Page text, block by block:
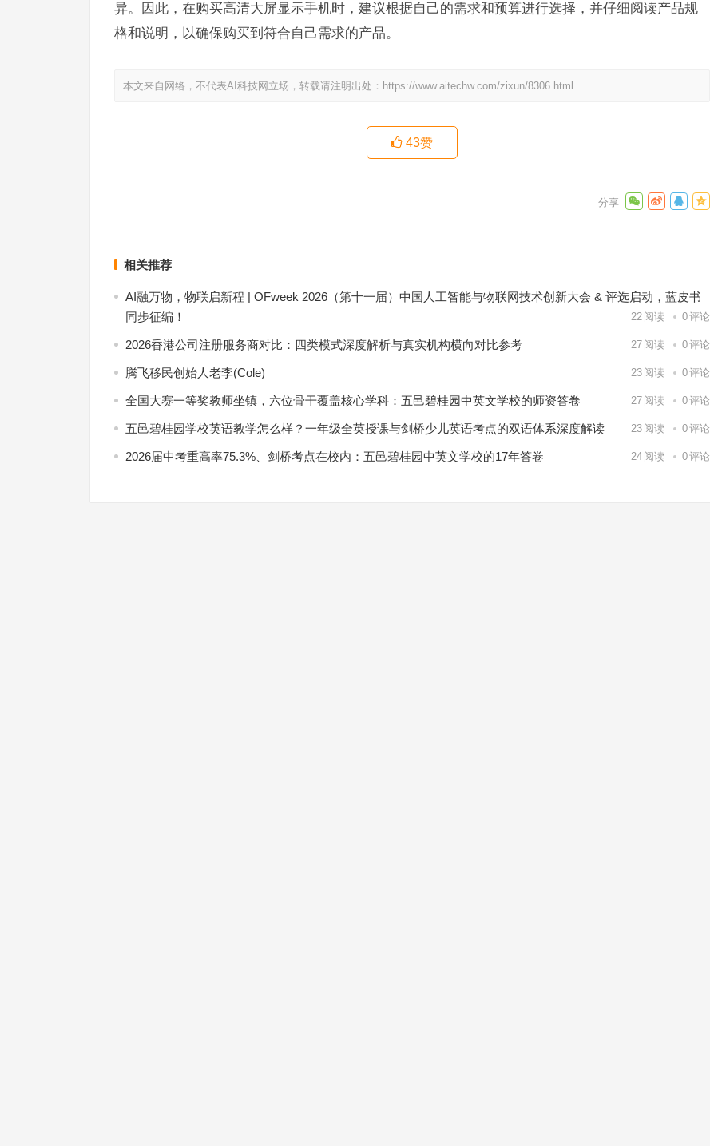
异。因此，在购买高清大屏显示手机时，建议根据自己的需求和预算进行选择，并仔细阅读产品规
格和说明，以确保购买到符合自己需求的产品。
本文来自网络，不代表AI科技网立场，转载请注明出处： https://www.aitechw.com/zixun/8306.html
43赞
相关推荐
AI融万物，物联启新程 | OFweek 2026（第十一届）中国人工智能与物联网技术创新大会 & 评选启动，蓝皮书
同步征编！
22 阅读 0评论
2026香港公司注册服务商对比：四类模式深度解析与真实机构横向对比参考 27 阅读 0评论
腾飞移民创始人老李(Cole) 23 阅读 0评论
全国大赛一等奖教师坐镇，六位骨干覆盖核心学科：五邑碧桂园中英文学校的师资答卷 27 阅读 0评论
五邑碧桂园学校英语教学怎么样？一年级全英授课与剑桥少儿英语考点的双语体系深度解读 23 阅读 0评论
2026届中考重高率75.3%、剑桥考点在校内：五邑碧桂园中英文学校的17年答卷 24 阅读 0评论